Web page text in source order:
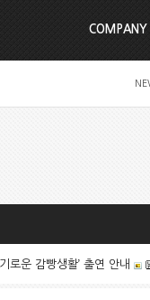
COMPANY
로운 감빵생활’ 출연 안내